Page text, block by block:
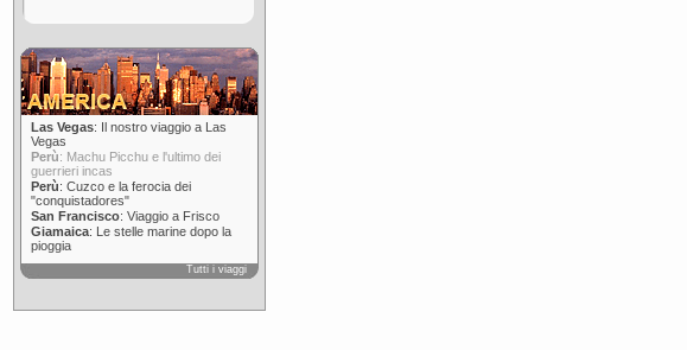
Las Vegas: Il nostro viaggio a Las
Vegas
Perù: Machu Picchu e l'ultimo dei
guerrieri incas
Perù: Cuzco e la ferocia dei
"conquistadores"
San Francisco: Viaggio a Frisco
Giamaica: Le stelle marine dopo la
pioggia
Tutti i viaggi